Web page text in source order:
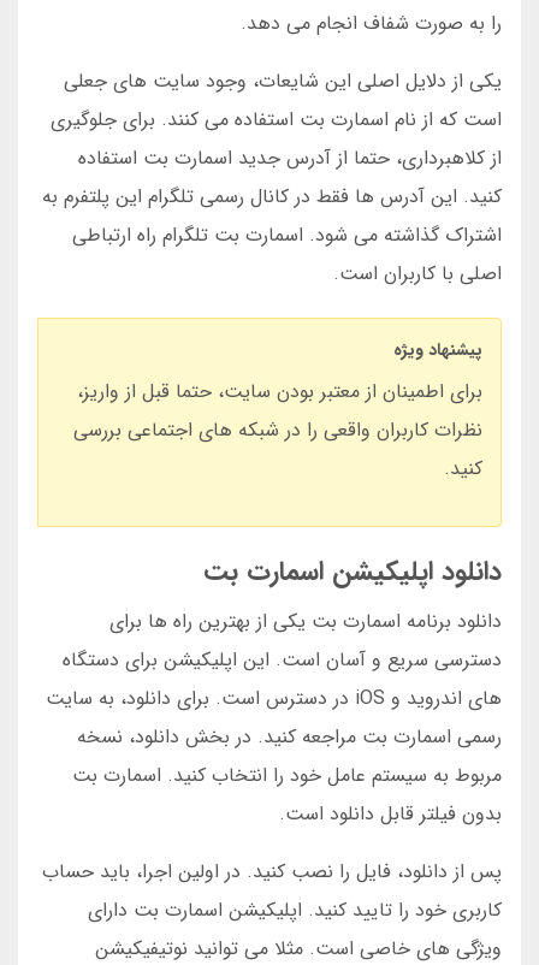
را به صورت شفاف انجام می دهد.
یکی از دلایل اصلی این شایعات، وجود سایت های جعلی
است که از نام اسمارت بت استفاده می کنند. برای جلوگیری
از کلاهبرداری، حتما از آدرس جدید اسمارت بت استفاده
کنید. این آدرس ها فقط در کانال رسمی تلگرام این پلتفرم به
اشتراک گذاشته می شود. اسمارت بت تلگرام راه ارتباطی
اصلی با کاربران است.
پیشنهاد ویژه
برای اطمینان از معتبر بودن سایت، حتما قبل از واریز،
نظرات کاربران واقعی را در شبکه های اجتماعی بررسی
کنید.
دانلود اپلیکیشن اسمارت بت
دانلود برنامه اسمارت بت یکی از بهترین راه ها برای
دسترسی سریع و آسان است. این اپلیکیشن برای دستگاه
های اندروید و iOS در دسترس است. برای دانلود، به سایت
رسمی اسمارت بت مراجعه کنید. در بخش دانلود، نسخه
مربوط به سیستم عامل خود را انتخاب کنید. اسمارت بت
بدون فیلتر قابل دانلود است.
پس از دانلود، فایل را نصب کنید. در اولین اجرا، باید حساب
کاربری خود را تایید کنید. اپلیکیشن اسمارت بت دارای
ویژگی های خاصی است. مثلا می توانید نوتیفیکیشن